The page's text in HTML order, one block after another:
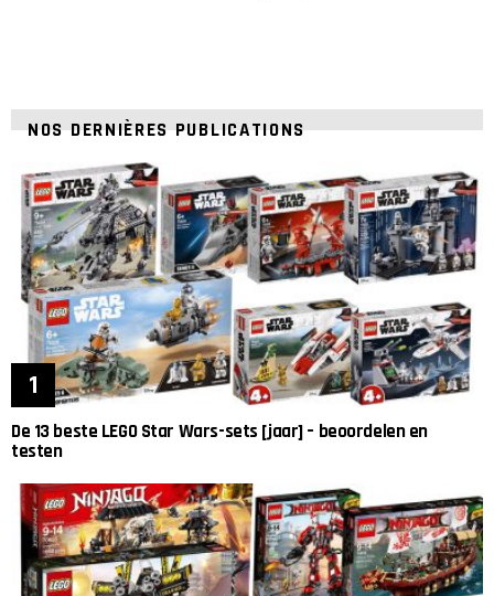
NOS DERNIÈRES PUBLICATIONS
De 13 beste LEGO Star Wars-sets [jaar] – beoordelen en
testen